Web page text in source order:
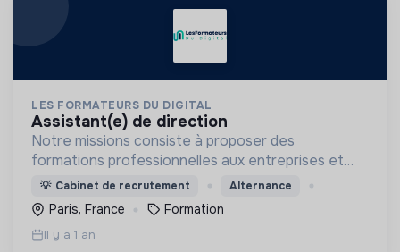
LES FORMATEURS DU DIGITAL
assistant(e) de direction
Notre missions consiste à proposer des
formations professionnelles aux entreprises et
aux indépendants dans le domaine du digital.
💡 Cabinet de recrutement Alternance
Paris, France Formation
Il y a 1 an